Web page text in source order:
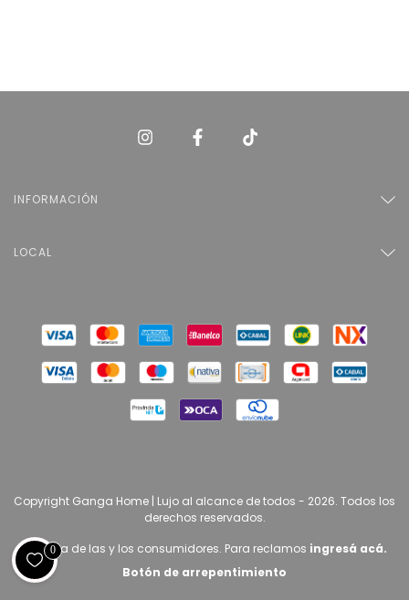
INFORMACIÓN
LOCAL
Copyright Ganga Home | Lujo al alcance de todos - 2026. Todos los
derechos reservados.
Defensa de las y los consumidores. Para reclamos ingresá acá.
Botón de arrepentimiento
0